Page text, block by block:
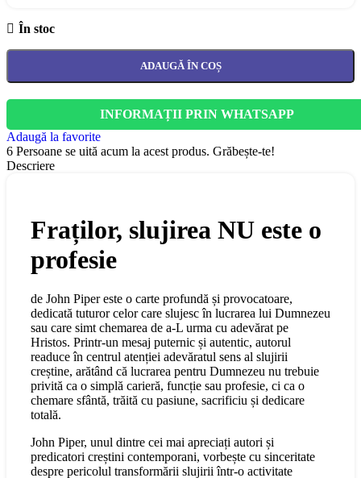
În stoc
ADAUGĂ ÎN COȘ
INFORMAȚII PRIN WHATSAPP
Adaugă la favorite
6 Persoane se uită acum la acest produs. Grăbește-te!
Descriere
Fraților, slujirea NU este o
profesie
de John Piper este o carte profundă și provocatoare,
dedicată tuturor celor care slujesc în lucrarea lui Dumnezeu
sau care simt chemarea de a-L urma cu adevărat pe
Hristos. Printr-un mesaj puternic și autentic, autorul
readuce în centrul atenției adevăratul sens al slujirii
creștine, arătând că lucrarea pentru Dumnezeu nu trebuie
privită ca o simplă carieră, funcție sau profesie, ci ca o
chemare sfântă, trăită cu pasiune, sacrificiu și dedicare
totală.
John Piper, unul dintre cei mai apreciați autori și
predicatori creștini contemporani, vorbește cu sinceritate
despre pericolul transformării slujirii într-o activitate